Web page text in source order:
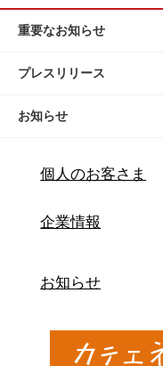
重要なお知らせ
プレスリリース
お知らせ
個人のお客さま
企業情報
お知らせ